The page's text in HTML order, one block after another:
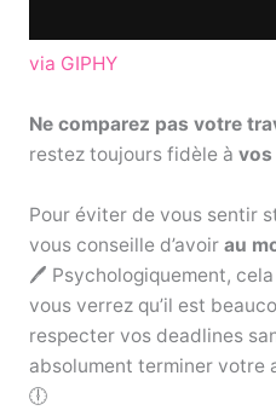
via GIPHY
Ne comparez pas votre
restez toujours fidèle à vos
Pour éviter de vous sentir
vous conseille d’avoir au
🖊️ Psychologiquement,
vous verrez qu’il est
respecter vos deadlines
absolument terminer votre
🕕